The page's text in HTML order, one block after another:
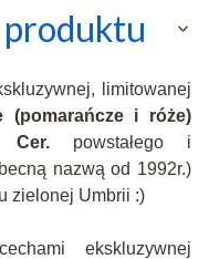
produktu
limitowanej
(pomarańcze i róże)
Cer. powstałego i
nazwą od 1992r.)
zielonej Umbrii :)
ekskluzywnej